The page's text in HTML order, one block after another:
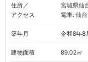
住所／
アクセス
宮城県仙
電車: 仙
築年月 令和8年8
建物面積 89.02㎡